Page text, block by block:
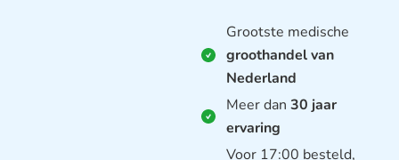
Grootste medische
groothandel van
Nederland
Meer dan 30 jaar
ervaring
Voor 17:00 besteld,